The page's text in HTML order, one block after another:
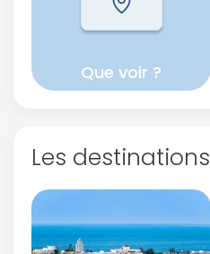
Que voir ?
Les destinations